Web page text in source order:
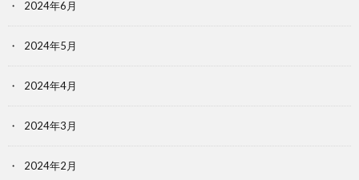
2024年6月
2024年5月
2024年4月
2024年3月
2024年2月